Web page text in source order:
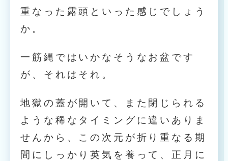
重なった露頭といった感じでしょう
か。
一筋縄ではいかなそうなお盆です
が、それはそれ。
地獄の蓋が開いて、また閉じられる
ような稀なタイミングに違いありま
せんから、この次元が折り重なる期
間にしっかり英気を養って、正月に